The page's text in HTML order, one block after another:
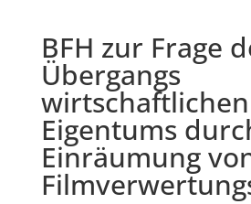
BFH zur Frage
Übergangs
wirtschaftlichen
Eigentums
Einräumung